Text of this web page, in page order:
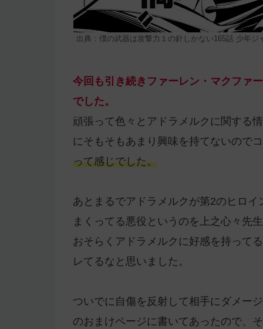
出典：僕の武器は攻撃力１の針しかない165話 少年ジ
今回も引き続きファーレン・マクファ
でした。
頑張って色々とアドラメルクに関する
にそもそもあまり興味を持てないので
って感じでした。
あとまるでアドラメルクが第2のヒロ
まくってる悪役というのを上之心々先
おそらくアドラメルクに好感を持って
レてるなと思いました。
ついでに自傷を反射して相手にダメー
のおまけページに書いてあったので、